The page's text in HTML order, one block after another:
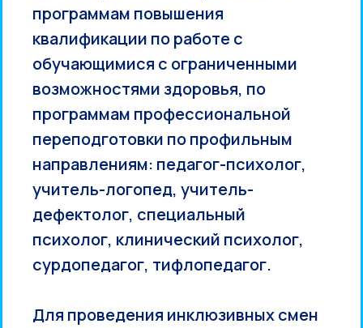
программам повышения
квалификации по работе с
обучающимися с ограниченными
возможностями здоровья, по
программам профессиональной
переподготовки по профильным
направлениям: педагог-психолог,
учитель-логопед, учитель-
дефектолог, специальный
психолог, клинический психолог,
сурдопедагог, тифлопедагог.
Для проведения инклюзивных смен